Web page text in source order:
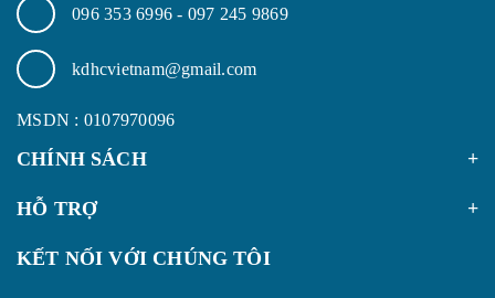
096 353 6996- 097 245 9869
kdhcvietnam@gmail.com
MSDN : 0107970096
CHÍNH SÁCH
HỖ TRỢ
KẾT NỐI VỚI CHÚNG TÔI